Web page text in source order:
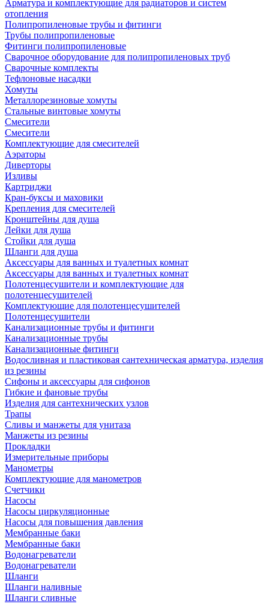
Арматура и комплектующие для радиаторов и систем
отопления
Полипропиленовые трубы и фитинги
Трубы полипропиленовые
Фитинги полипропиленовые
Сварочное оборудование для полипропиленовых труб
Сварочные комплекты
Тефлоновые насадки
Хомуты
Металлорезиновые хомуты
Стальные винтовые хомуты
Смесители
Смесители
Комплектующие для смесителей
Аэраторы
Диверторы
Изливы
Картриджи
Кран-буксы и маховики
Крепления для смесителей
Кронштейны для душа
Лейки для душа
Стойки для душа
Шланги для душа
Аксессуары для ванных и туалетных комнат
Аксессуары для ванных и туалетных комнат
Полотенцесушители и комплектующие для
полотенцесушителей
Комплектующие для полотенцесушителей
Полотенцесушители
Канализационные трубы и фитинги
Канализационные трубы
Канализационные фитинги
Водосливная и пластиковая сантехническая арматура, изделия
из резины
Сифоны и аксессуары для сифонов
Гибкие и фановые трубы
Изделия для сантехнических узлов
Трапы
Сливы и манжеты для унитаза
Манжеты из резины
Прокладки
Измерительные приборы
Манометры
Комплектующие для манометров
Счетчики
Насосы
Насосы циркуляционные
Насосы для повышения давления
Мембранные баки
Мембранные баки
Водонагреватели
Водонагреватели
Шланги
Шланги наливные
Шланги сливные